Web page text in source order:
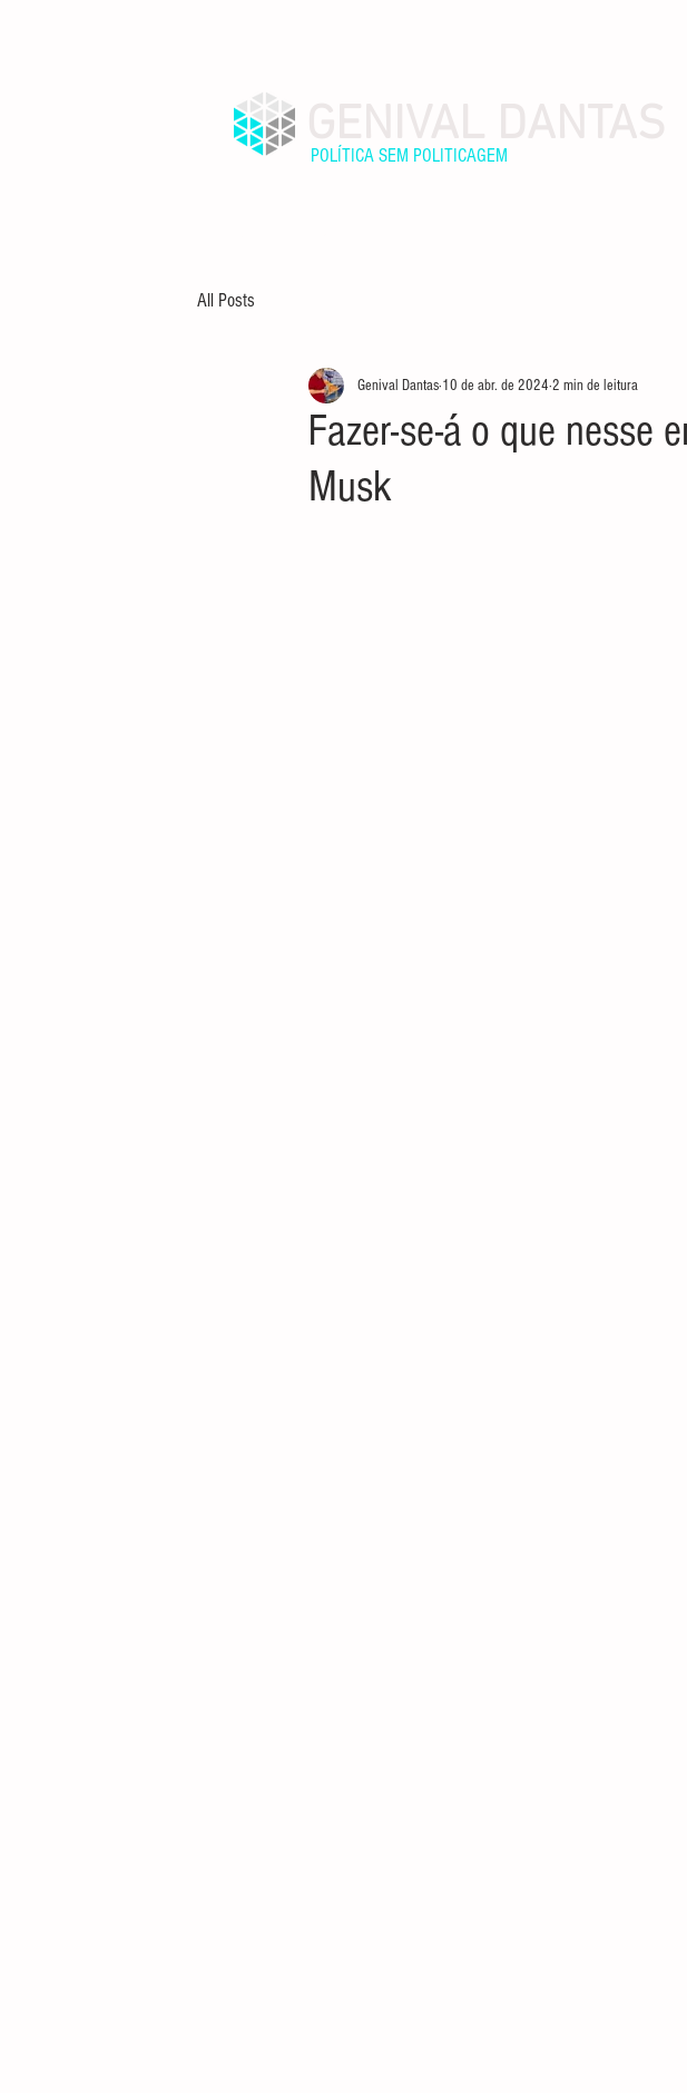
POLÍTICA SEM POLITICAGEM
All Posts
Fazer-se-á o que nesse
Musk
Genival Dantas 10 de abr. de 2024 2 min de leitura